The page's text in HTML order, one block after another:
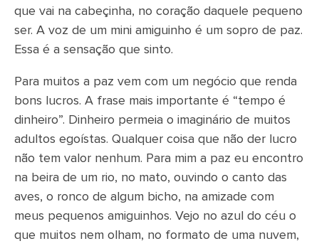
que vai na cabeçinha, no coração daquele pequeno
ser. A voz de um mini amiguinho é um sopro de paz.
Essa é a sensação que sinto.
Para muitos a paz vem com um negócio que renda
bons lucros. A frase mais importante é “tempo é
dinheiro”. Dinheiro permeia o imaginário de muitos
adultos egoístas. Qualquer coisa que não der lucro
não tem valor nenhum. Para mim a paz eu encontro
na beira de um rio, no mato, ouvindo o canto das
aves, o ronco de algum bicho, na amizade com
meus pequenos amiguinhos. Vejo no azul do céu o
que muitos nem olham, no formato de uma nuvem,